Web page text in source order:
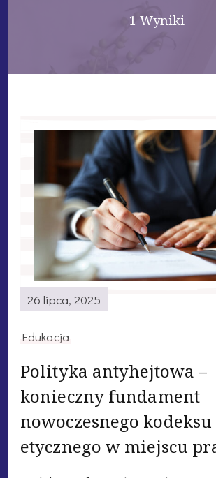
1 Wyniki
26 lipca, 2025
Edukacja
Polityka antyhejtowa –
konieczny fundament
nowoczesnego kodeksu
etycznego w miejscu